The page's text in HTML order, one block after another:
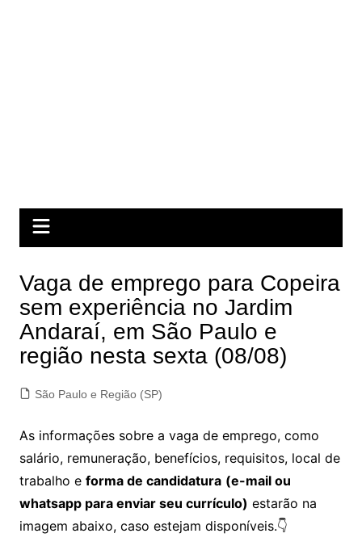
Vaga de emprego para Copeira
sem experiência no Jardim
Andaraí, em São Paulo e
região nesta sexta (08/08)
São Paulo e Região (SP)
As informações sobre a vaga de emprego, como
salário, remuneração, benefícios, requisitos, local de
trabalho e forma de candidatura (e-mail ou
whatsapp para enviar seu currículo) estarão na
imagem abaixo, caso estejam disponíveis.👇